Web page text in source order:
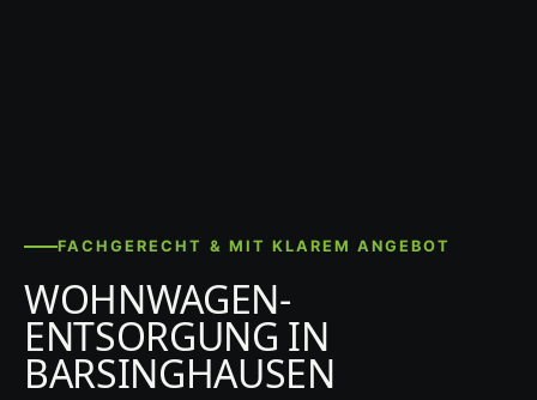
FACHGERECHT & MIT KLAREM ANGEBOT
WOHNWAGEN-
ENTSORGUNG IN
BARSINGHAUSEN